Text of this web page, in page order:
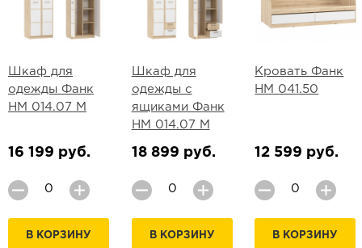
Шкаф для
одежды Фанк
НМ 014.07 М
16 199 руб.
В КОРЗИНУ
Шкаф для
одежды с
ящиками Фанк
НМ 014.07 М
18 899 руб.
В КОРЗИНУ
Кровать Фанк
НМ 041.50
12 599 руб.
В КОРЗИНУ